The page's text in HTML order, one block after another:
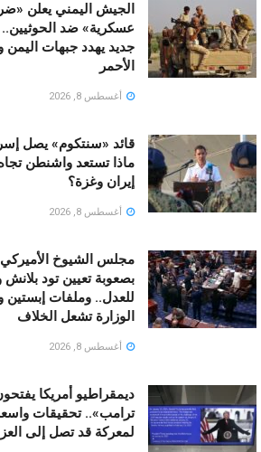
الجيش اليمني يعلن
عسكرية» ضد الحوثيين..
جديد يهدد جبهات اليمن
الأحمر
أغسطس 8, 2026
قائد «سنتكوم» يصل
ماذا تستعد واشنطن
إيران وغزة؟
أغسطس 8, 2026
مجلس الشيوخ الأميركي
بصعوبة تعيين تود بلانش
للعدل.. وملفات إبستين
الوزارة تشعل الخلاف
أغسطس 8, 2026
ديمقراطيو أمريكا
ترامب».. تحقيقات
لمعركة قد تصل إلى